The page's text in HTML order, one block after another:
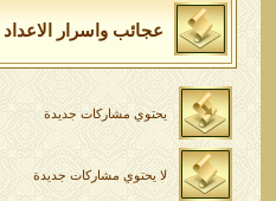
عجائب واسرار
يحتوي مشاركات جديدة
لا يحتوي مشاركات جديدة